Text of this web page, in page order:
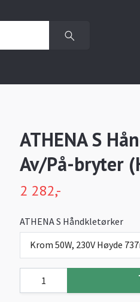
ATHENA S
Av/På-bryter
2 282,-
ATHENA S Håndkletørker
Krom 50W, 230V Høyde